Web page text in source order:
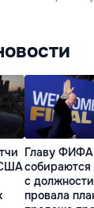
Главу ФИФА
собираются
с
провала